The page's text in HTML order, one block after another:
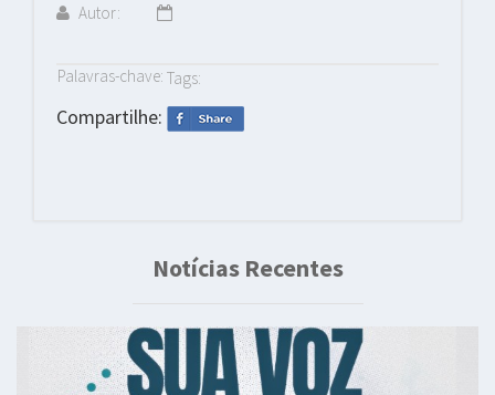
Autor:
Palavras-chave: Tags:
Compartilhe:
Notícias Recentes